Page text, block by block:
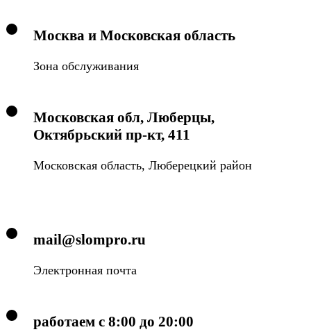
Москва и Московская область
Зона обслуживания
Московская обл, Люберцы,
Октябрьский пр-кт, 411
Московская область, Люберецкий район
mail@slompro.ru
Электронная почта
работаем с 8:00 до 20:00